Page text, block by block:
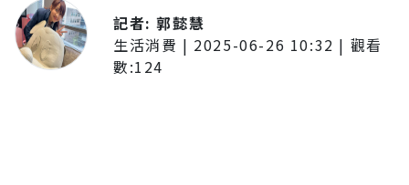
記者:郭懿慧
生活消費 | 2025-06-26 10:32 | 觀看
數:124